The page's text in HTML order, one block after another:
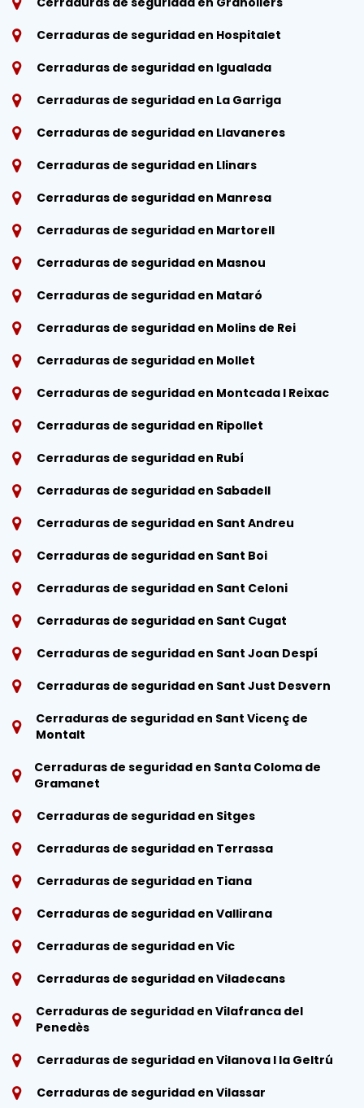
Cerraduras de seguridad en Hospitalet
Cerraduras de seguridad en Igualada
Cerraduras de seguridad en La Garriga
Cerraduras de seguridad en Llavaneres
Cerraduras de seguridad en Llinars
Cerraduras de seguridad en Manresa
Cerraduras de seguridad en Martorell
Cerraduras de seguridad en Masnou
Cerraduras de seguridad en Mataró
Cerraduras de seguridad en Molins de Rei
Cerraduras de seguridad en Mollet
Cerraduras de seguridad en Montcada I Reixac
Cerraduras de seguridad en Ripollet
Cerraduras de seguridad en Rubí
Cerraduras de seguridad en Sabadell
Cerraduras de seguridad en Sant Andreu
Cerraduras de seguridad en Sant Boi
Cerraduras de seguridad en Sant Celoni
Cerraduras de seguridad en Sant Cugat
Cerraduras de seguridad en Sant Joan Despí
Cerraduras de seguridad en Sant Just Desvern
Cerraduras de seguridad en Sant Vicenç de
Montalt
Cerraduras de seguridad en Santa Coloma de
Gramanet
Cerraduras de seguridad en Sitges
Cerraduras de seguridad en Terrassa
Cerraduras de seguridad en Tiana
Cerraduras de seguridad en Vallirana
Cerraduras de seguridad en Vic
Cerraduras de seguridad en Viladecans
Cerraduras de seguridad en Vilafranca del
Penedès
Cerraduras de seguridad en Vilanova I la Geltrú
Cerraduras de seguridad en Vilassar